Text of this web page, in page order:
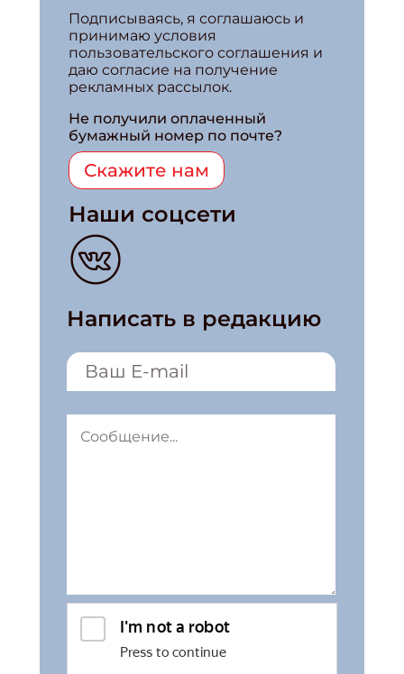
Подписываясь, я соглашаюсь и
принимаю условия
пользовательского соглашения и
даю согласие на получение
рекламных рассылок.
Не получили оплаченный
бумажный номер по почте?
Скажите нам
Наши соцсети
Написать в редакцию